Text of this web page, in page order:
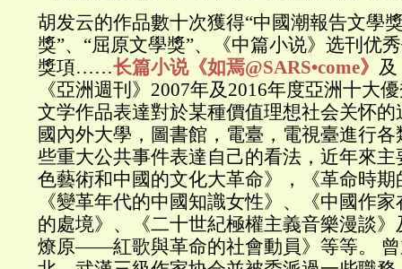
胡发云的作品數十次獲得“中國潮報告文學
獎”、“屈原文學獎”、《中篇小说》选刊优
獎項……长篇小说《如焉@SARS•come》
《亞洲週刊》2007年及2016年度亞洲十大
文学作品表達對於某種價值理想社会关怀
國內外大學，圖書館，電臺，電視臺進行
些重大公共事件表達自己的看法，近年來
色藝術和中國的文化大革命》，《革命時
《變革年代的中國知識女性》、《中國作
的處境》、《二十世紀極權主義音樂漫談
燎原——紅歌與革命的社會動員》等等。